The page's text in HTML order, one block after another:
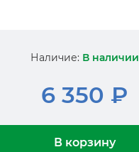
Наличие: В наличии
6 350 ₽
В корзину